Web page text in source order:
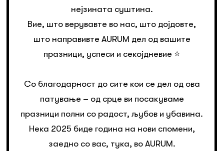
нејзината суштина.
Вие, што верувавте во нас, што дојдовте,
што направивте AURUM дел од вашите
празници, успеси и секојдневие ⭐️
Со благодарност до сите кои се дел од ова
патување – од срце ви посакуваме
празници полни со радост, љубов и убавина.
Нека 2025 биде година на нови спомени,
заедно со вас, тука, во AURUM.